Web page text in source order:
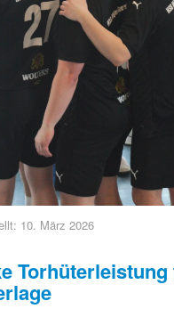
10. März 2026